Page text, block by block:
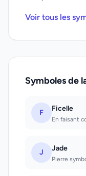
Voir tous les
Symboles de
F Ficelle
J Jade
Pierre